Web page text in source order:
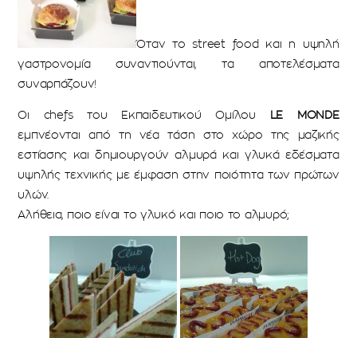
Όταν το street food και η υψηλή
γαστρονομία συναντιούνται, τα αποτελέσματα
συναρπάζουν!
Οι chefs του Εκπαιδευτικού Ομίλου LE MONDE
εμπνέονται από τη νέα τάση στο χώρο της μαζικής
εστίασης και δημιουργούν αλμυρά και γλυκά εδέσματα
υψηλής τεχνικής με έμφαση στην ποιότητα των πρώτων
υλών.
Αλήθεια, ποιο είναι το γλυκό και ποιο το αλμυρό;